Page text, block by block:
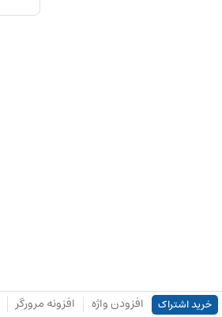
خرید اشتراک افزودن واژه افزونه مرورگر